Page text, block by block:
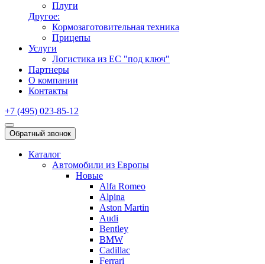
Плуги
Другое:
Кормозаготовительная техника
Прицепы
Услуги
Логистика из ЕС "под ключ"
Партнеры
О компании
Контакты
+7 (495) 023-85-12
Обратный звонок
Каталог
Автомобили из Европы
Новые
Alfa Romeo
Alpina
Aston Martin
Audi
Bentley
BMW
Cadillac
Ferrari